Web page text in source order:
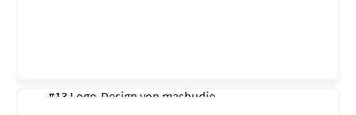
#13 Logo-Design von mashudie